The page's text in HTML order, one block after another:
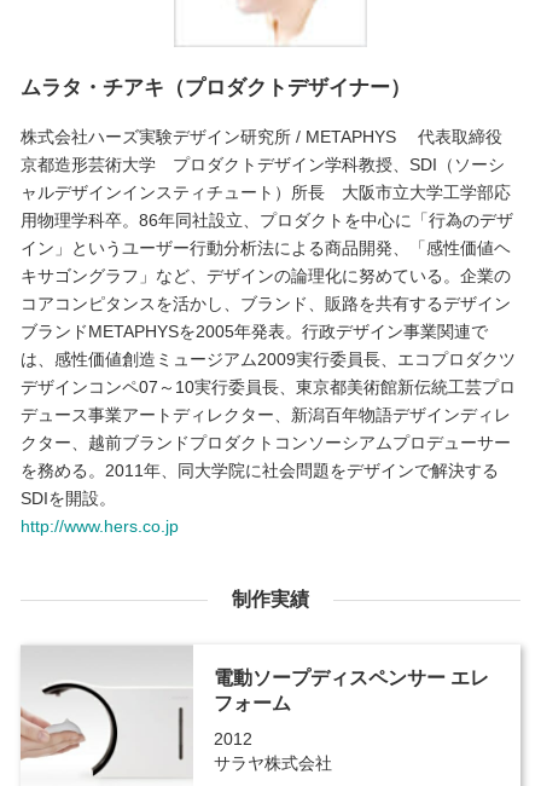
ムラタ・チアキ（プロダクトデザイナー）
株式会社ハーズ実験デザイン研究所 / METAPHYS 代表取締役
京都造形芸術大学 プロダクトデザイン学科教授、SDI（ソーシ
ャルデザインインスティチュート）所長 大阪市立大学工学部応
用物理学科卒。86年同社設立、プロダクトを中心に「行為のデザ
イン」というユーザー行動分析法による商品開発、「感性価値ヘ
キサゴングラフ」など、デザインの論理化に努めている。企業の
コアコンピタンスを活かし、ブランド、販路を共有するデザイン
ブランドMETAPHYSを2005年発表。行政デザイン事業関連で
は、感性価値創造ミュージアム2009実行委員長、エコプロダクツ
デザインコンペ07～10実行委員長、東京都美術館新伝統工芸プロ
デュース事業アートディレクター、新潟百年物語デザインディレ
クター、越前ブランドプロダクトコンソーシアムプロデューサー
を務める。2011年、同大学院に社会問題をデザインで解決する
SDIを開設。
http://www.hers.co.jp
制作実績
電動ソープディスペンサー エレ
フォーム
2012
サラヤ株式会社